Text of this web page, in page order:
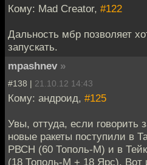
Кому: Mad Creator, #122
Дальность мбр позволяет
запускать.
mpashnev »
#138 | 21.10.12 14:43
Кому: андроид, #125
Увы, оттуда, если говорить
новые ракеты поступили в
РВСН (60 Тополь-М) и в
(18 Тополь-М + 18 Ярс). Вот